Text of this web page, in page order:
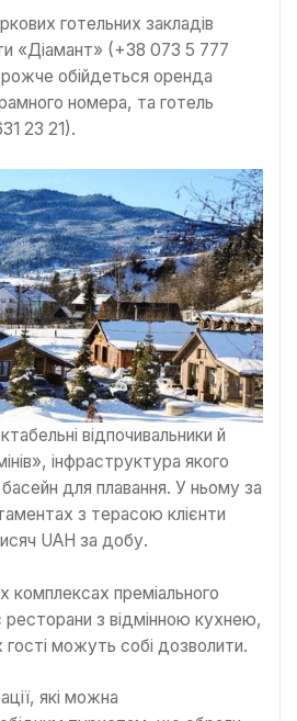
готельних закладів
«Діамант» (+38 073 5 777
обійдеться оренда
номера, та готель
23 21).
відпочивальники й
інфраструктура якого
для плавання. У ньому за
з терасою клієнти
UAH за добу.
комплексах преміального
ресторани з відмінною кухнею,
гості можуть собі дозволити.
які можна